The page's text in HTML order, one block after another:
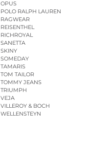
OPUS
POLO RALPH LAUREN
RAGWEAR
REISENTHEL
RICHROYAL
SANETTA
SKINY
SOMEDAY
TAMARIS
TOM TAILOR
TOMMY JEANS
TRIUMPH
VEJA
VILLEROY & BOCH
WELLENSTEYN